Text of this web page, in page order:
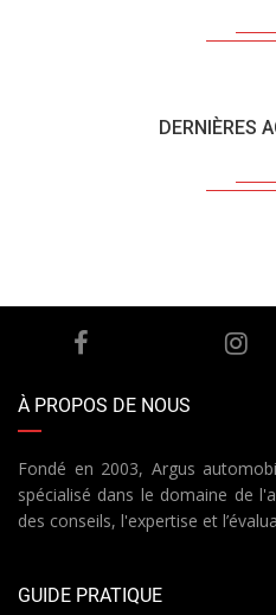
DERNIÈRES
À PROPOS DE NOUS
Fondé en 2003, Argus
spécialisé dans le domaine de
des conseils, l'expertise et
GUIDE PRATIQUE